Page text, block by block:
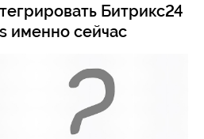
Битрикс24
именно сейчас